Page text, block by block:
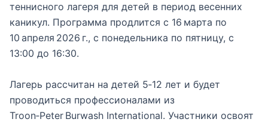
теннисного лагеря для детей в период весенних
каникул. Программа продлится с 16 марта по
10 апреля 2026 г., с понедельника по пятницу, с
13:00 до 16:30.
Лагерь рассчитан на детей 5‑12 лет и будет
проводиться профессионалами из
Troon‑Peter Burwash International. Участники освоят